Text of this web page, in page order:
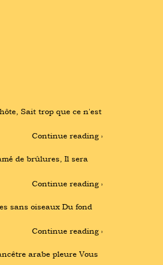
Sait trop que ce n'est
Continue reading ›
de brûlures, Il sera
Continue reading ›
sans oiseaux Du fond
Continue reading ›
arabe pleure Vous